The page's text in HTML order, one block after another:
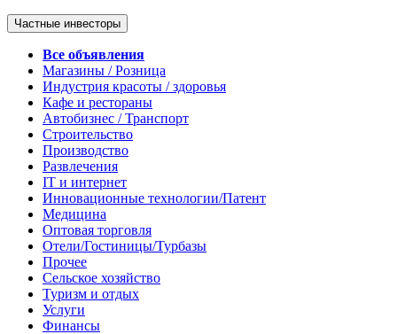
Частные инвесторы
Все объявления
Магазины / Розница
Индустрия красоты / здоровья
Кафе и рестораны
Автобизнес / Транспорт
Строительство
Производство
Развлечения
IT и интернет
Инновационные технологии/Патент
Медицина
Оптовая торговля
Отели/Гостиницы/Турбазы
Прочее
Сельское хозяйство
Туризм и отдых
Услуги
Финансы